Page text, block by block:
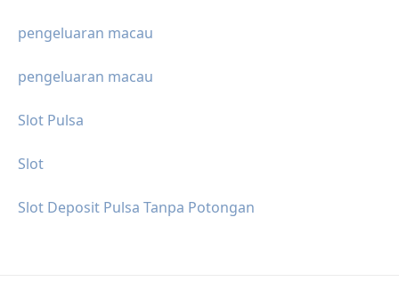
pengeluaran macau
pengeluaran macau
Slot Pulsa
Slot
Slot Deposit Pulsa Tanpa Potongan